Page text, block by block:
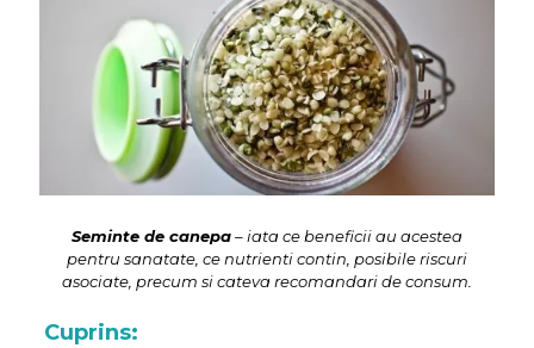
Seminte de canepa– iata ce beneficii au acestea
pentru sanatate, ce nutrienti contin, posibile riscuri
asociate, precum si cateva recomandari de consum.
Cuprins: